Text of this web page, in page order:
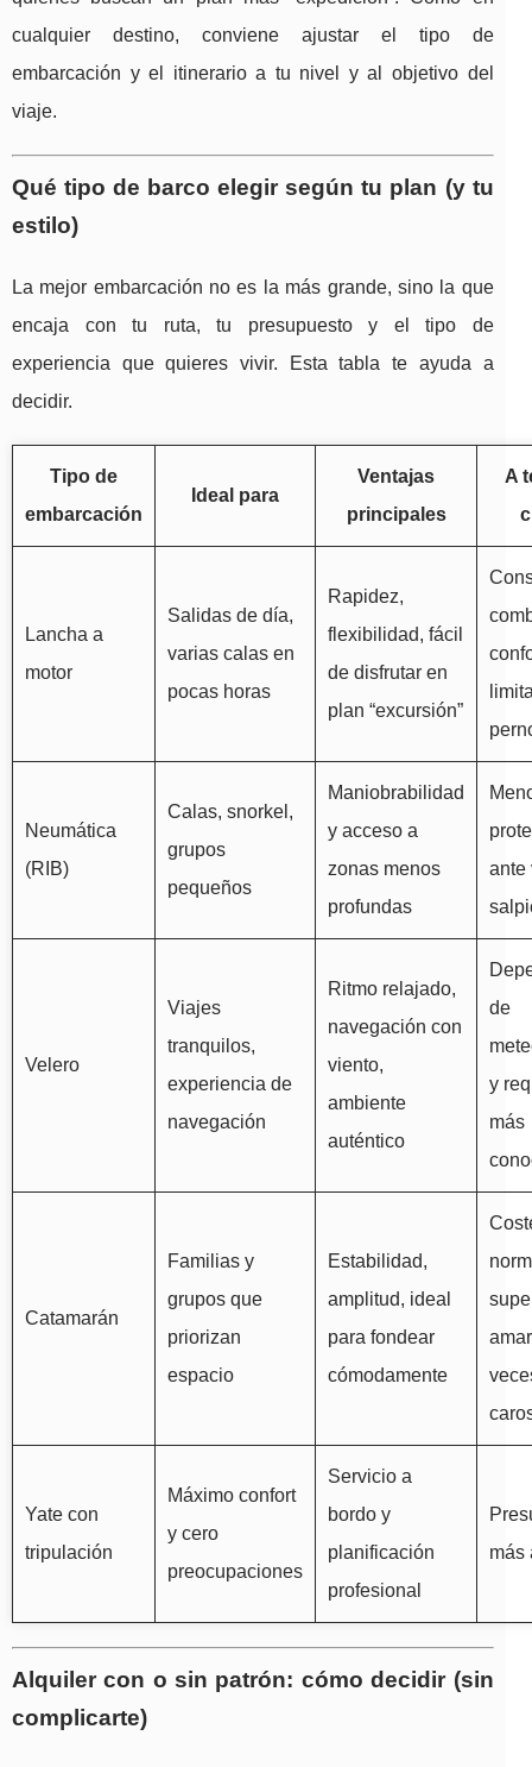
cualquier destino, conviene ajustar el tipo de
embarcación y el itinerario a tu nivel y al objetivo del
viaje.
Qué tipo de barco elegir según tu plan (y tu
estilo)
La mejor embarcación no es la más grande, sino la que
encaja con tu ruta, tu presupuesto y el tipo de
experiencia que quieres vivir. Esta tabla te ayuda a
decidir.
Tipo de
embarcación
Ideal para
Ventajas
principales
A
Lancha a
motor
Salidas de día,
varias calas en
pocas horas
Rapidez,
flexibilidad, fácil
de disfrutar en
plan “excursión”
Neumática
(RIB)
Calas, snorkel,
grupos
pequeños
Maniobrabilidad
y acceso a
zonas menos
profundas
ante
Velero
Viajes
tranquilos,
experiencia de
navegación
Ritmo relajado,
navegación con
viento,
ambiente
auténtico
de
y
más
Catamarán
Familias y
grupos que
priorizan
espacio
Estabilidad,
amplitud, ideal
para fondear
cómodamente
Yate con
tripulación
Máximo confort
y cero
preocupaciones
Servicio a
bordo y
planificación
profesional
más
Alquiler con o sin patrón: cómo decidir (sin
complicarte)